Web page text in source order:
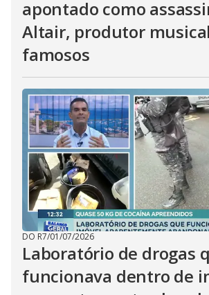
apontado como
Altair, produtor
famosos
DO R7/01/07/2026
Laboratório de drogas
funcionava dentro de